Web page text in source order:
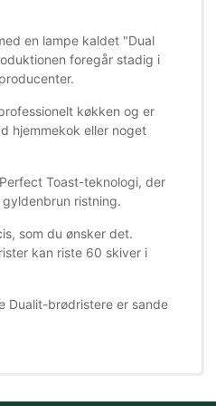
en lampe kaldet "Dual
foregår stadig i
køkken og er
hjemmekok eller noget
Toast-teknologi, der
ristning.
som du ønsker det.
kan riste 60 skiver i
Dualit-brødristere er sande